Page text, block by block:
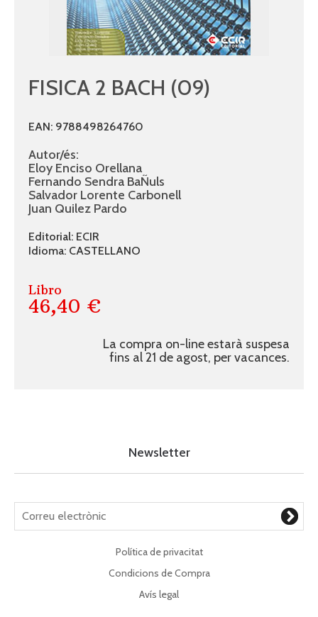
FISICA 2 BACH (09)
EAN: 9788498264760
Autor/és:
Eloy Enciso Orellana
Fernando Sendra BaÑuls
Salvador Lorente Carbonell
Juan Quilez Pardo
Editorial: ECIR
Idioma: CASTELLANO
Libro
46,40 €
La compra on-line estarà suspesa
fins al 21 de agost, per vacances.
Newsletter
Política de privacitat
Condicions de Compra
Avís legal